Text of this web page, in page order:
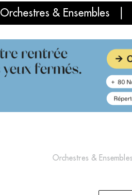
Orchestres & Ensembles
L'info du jour
Orchestres & Ensembles